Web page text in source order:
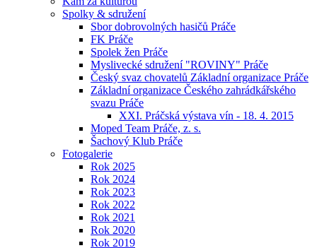
Spolky & sdružení
Sbor dobrovolných hasičů Práče
FK Práče
Spolek žen Práče
Myslivecké sdružení "ROVINY" Práče
Český svaz chovatelů Základní organizace Práče
Základní organizace Českého zahrádkářského
svazu Práče
XXI. Práčská výstava vín - 18. 4. 2015
Moped Team Práče, z. s.
Šachový Klub Práče
Fotogalerie
Rok 2025
Rok 2024
Rok 2023
Rok 2022
Rok 2021
Rok 2020
Rok 2019